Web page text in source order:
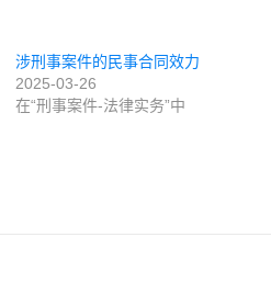
涉刑事案件的民事合同效力
2025-03-26
在“刑事案件-法律实务”中